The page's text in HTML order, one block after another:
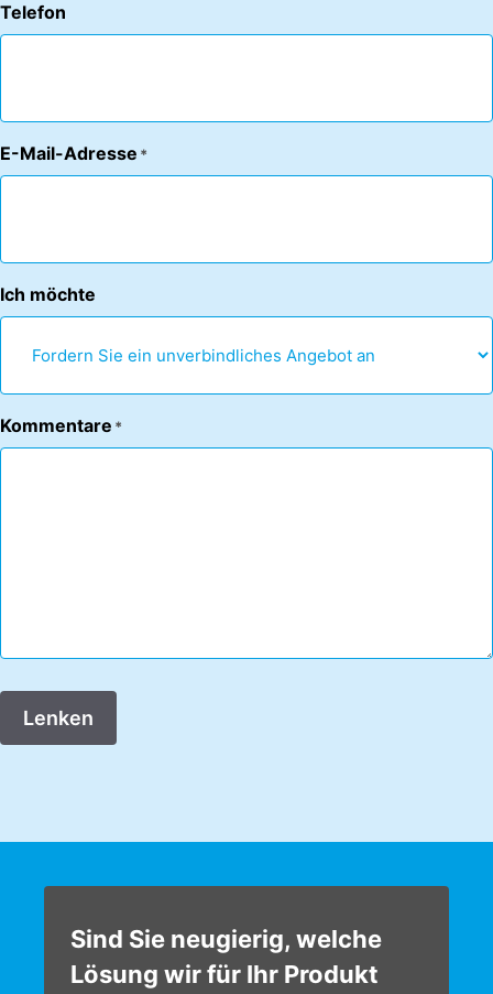
Telefon
E-Mail-Adresse *
Ich möchte
Kommentare *
Lenken
Sind Sie neugierig, welche
Lösung wir für Ihr Produkt